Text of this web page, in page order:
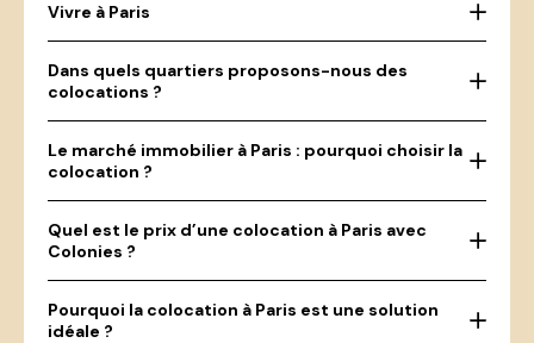
Vivre à Paris
Dans quels quartiers proposons-nous des
colocations ?
Le marché immobilier à Paris : pourquoi choisir la
colocation ?
Quel est le prix d’une colocation à Paris avec
Colonies ?
Pourquoi la colocation à Paris est une solution
idéale ?